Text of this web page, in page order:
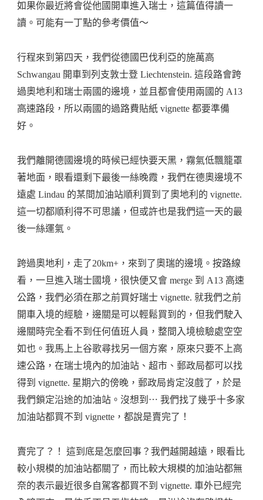
如果你最近將會從他國開車進入瑞士，這篇值得讀一
讀。可能有一丁點的參考價值～
行程來到第四天，我們從德國巴伐利亞的施萬高
Schwangau 開車到列支敦士登 Liechtenstein. 這段路會跨
過奧地利和瑞士兩國的邊境，並且都會使用兩國的 A13
高速路段，所以兩國的過路費貼紙 vignette 都要準備
好。
我們離開德國邊境的時候已經快要天黑，霧氣低飄籠罩
著地面，眼看還剩下最後一絲晚霞，我們在德奧邊境不
遠處 Lindau 的某間加油站順利買到了奧地利的 vignette.
這一切都順利得不可思議，但或許也是我們這一天的最
後一絲運氣。
跨過奧地利，走了20km+，來到了奧瑞的邊境。按路線
看，一旦進入瑞士國境，很快便又會 merge 到 A13 高速
公路，我們必須在那之前買好瑞士 vignette. 就我們之前
開車入境的經驗，邊關是可以輕鬆買到的，但我們駛入
邊關時完全看不到任何值班人員，整間入境檢驗處空空
如也。我馬上上谷歌尋找另一個方案，原來只要不上高
速公路，在瑞士境內的加油站、超市、郵政局都可以找
得到 vignette. 星期六的傍晚，郵政局肯定沒戲了，於是
我們鎖定沿途的加油站。沒想到⋯ 我們找了幾乎十多家
加油站都買不到 vignette，都說是賣完了！
賣完了？！ 這到底是怎麼回事？我們越開越遠，眼看比
較小規模的加油站都關了，而比較大規模的加油站都無
奈的表示最近很多自駕客都買不到 vignette. 車外已經完